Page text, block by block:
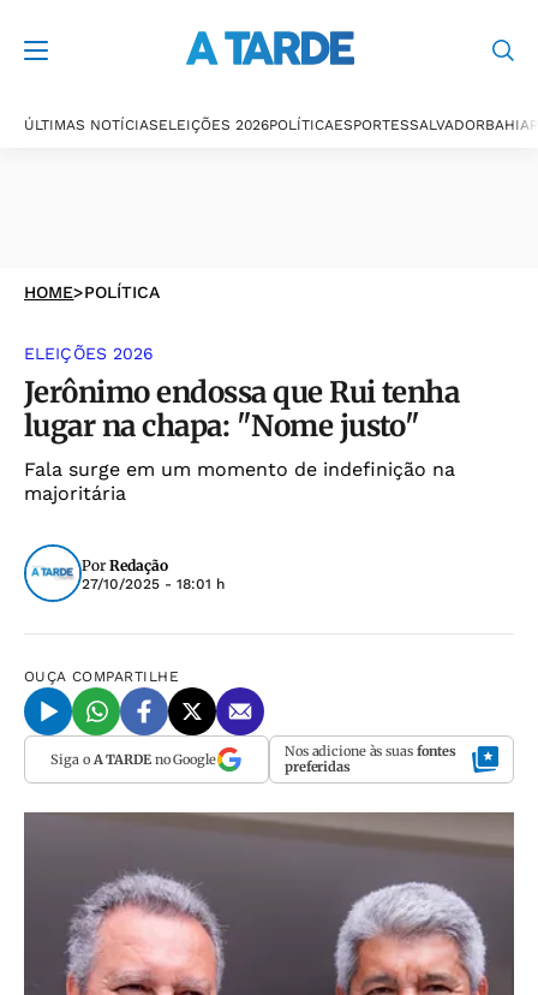
ÚLTIMAS NOTÍCIASELEIÇÕES 2026POLÍTICAESPORTESSALVADORBAHIA
HOME>POLÍTICA
ELEIÇÕES 2026
Jerônimo endossa que Rui tenha
lugar na chapa: "Nome justo"
Fala surge em um momento de indefinição na
majoritária
Por Redação
27/10/2025 - 18:01 h
OUÇA COMPARTILHE
Siga o A TARDEno Google Nos adicione às suas fontes
preferidas